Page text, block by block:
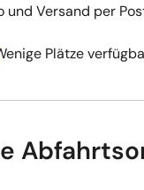
und Versand per
Plätze